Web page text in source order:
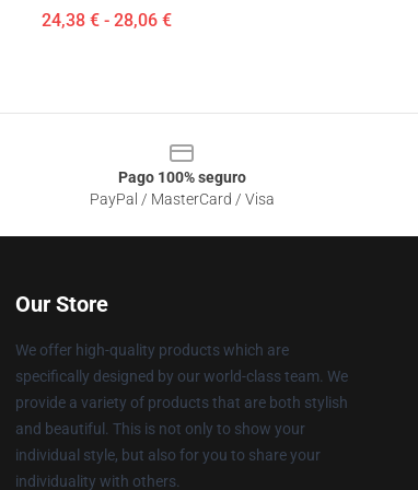
24,38 € - 28,06 €
Pago 100% seguro
PayPal / MasterCard / Visa
Our Store
We offer high-quality products which are
specifically designed by our world-class team. We
provide a variety of products that are both stylish
and beautiful. This is not only to show your
individual style, but also for you to share your
individuality with others.